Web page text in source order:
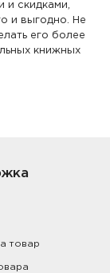
и скидками,
и выгодно. Не
его более
книжных
товар